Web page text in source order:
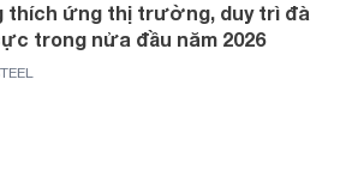
thích ứng thị trường, duy trì đà
trong nửa đầu năm 2026